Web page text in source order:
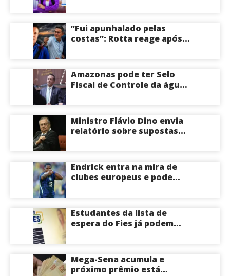
como nome competitivo
para a ALEAM
“Fui apunhalado pelas
costas”: Rotta reage após
o Senado pelo Amazonas;
veja
Amazonas pode ter Selo
Fiscal de Controle da água
Ministro Flávio Dino envia
relatório sobre supostas
Endrick entra na mira de
clubes europeus e pode
Estudantes da lista de
espera do Fies já podem
Mega-Sena acumula e
próximo prêmio está